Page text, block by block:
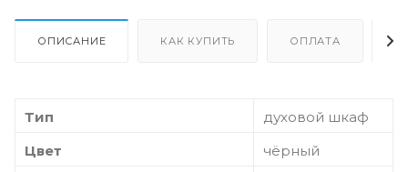
ОПИСАНИЕ КАК КУПИТЬ ОПЛАТА
Тип
духовой шкаф
Цвет
чёрный